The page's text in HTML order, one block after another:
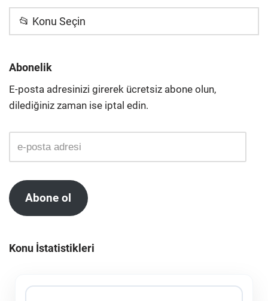
📂 Konu Seçin
Abonelik
E-posta adresinizi girerek ücretsiz abone olun,
dilediğiniz zaman ise iptal edin.
Abone ol
Konu İstatistikleri